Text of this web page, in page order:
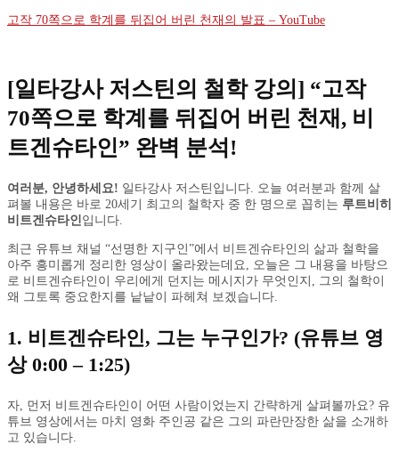
고작 70쪽으로 학계를 뒤집어 버린 천재의 발표 – YouTube
[일타강사 저스틴의 철학 강의] “고작
70쪽으로 학계를 뒤집어 버린 천재, 비
트겐슈타인” 완벽 분석!
여러분, 안녕하세요! 일타강사 저스틴입니다. 오늘 여러분과 함께 살
펴볼 내용은 바로 20세기 최고의 철학자 중 한 명으로 꼽히는 루트비히
비트겐슈타인 입니다.
최근 유튜브 채널 “선명한 지구인”에서 비트겐슈타인의 삶과 철학을
아주 흥미롭게 정리한 영상이 올라왔는데요, 오늘은 그 내용을 바탕으
로 비트겐슈타인이 우리에게 던지는 메시지가 무엇인지, 그의 철학이
왜 그토록 중요한지를 낱낱이 파헤쳐 보겠습니다.
1. 비트겐슈타인, 그는 누구인가? (유튜브 영
상 0:00 – 1:25)
자, 먼저 비트겐슈타인이 어떤 사람이었는지 간략하게 살펴볼까요? 유
튜브 영상에서는 마치 영화 주인공 같은 그의 파란만장한 삶을 소개하
고 있습니다.